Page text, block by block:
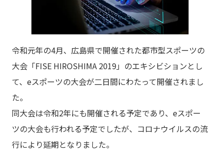
令和元年の4月、広島県で開催された都市型スポーツの
大会「FISE HIROSHIMA 2019」のエキシビションとし
て、eスポーツの大会が二日間にわたって開催されまし
た。
同大会は令和2年にも開催される予定であり、eスポー
ツの大会も行われる予定でしたが、コロナウイルスの流
行により延期となりました。